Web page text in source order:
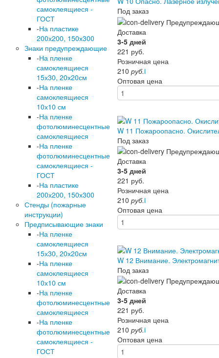
самоклеящиеся -
ГОСТ
-На пластике
200х200, 150х300
Знаки предупреждающие
-На пленке
самоклеящиеся
15х30, 20х20см
-На пленке
самоклеящиеся
10х10 см
-На пленке
фотолюминесцентные
самоклеящиеся
-На пленке
фотолюминесцентные
самоклеящиеся -
ГОСТ
-На пластике
200х200, 150х300
Стенды (пожарные
инструкции)
Предписывающие знаки
-На пленке
самоклеящиеся
15х30, 20х20см
-На пленке
самоклеящиеся
10х10 см
-На пленке
фотолюминесцентные
самоклеящиеся
-На пленке
фотолюминесцентные
самоклеящиеся -
ГОСТ
Под заказ
Доставка
3-5 дней
221 руб.
Розничная цена
210 руб.i
Оптовая цена
W 11 Пожароопасно.
Под заказ
Доставка
3-5 дней
221 руб.
Розничная цена
210 руб.i
Оптовая цена
W 12 Внимание.
Под заказ
Доставка
3-5 дней
221 руб.
Розничная цена
210 руб.i
Оптовая цена